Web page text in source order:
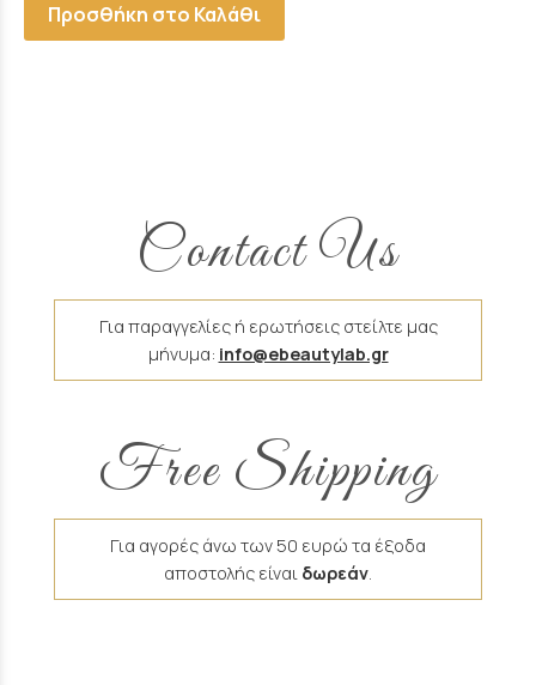
Προσθήκη στο Καλάθι
Contact Us
Για παραγγελίες ή ερωτήσεις στείλτε μας
μήνυμα: info@ebeautylab.gr
Free Shipping
Για αγορές άνω των 50 ευρώ τα έξοδα
αποστολής είναι δωρεάν